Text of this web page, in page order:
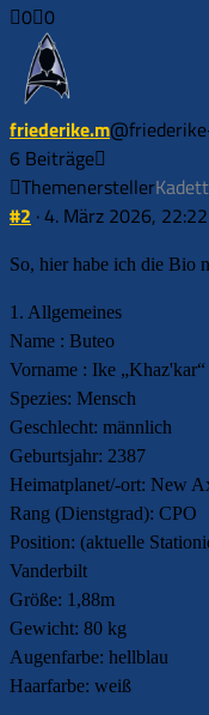
Anklicken
für
Daumen
nach
unten.
0 Anklicken
für
Daumen
nach
oben.
0
friederike.m
6 Beiträge
Themenersteller
#2 · 4. März 2026, 22:22
So, hier habe ich die Bio
1. Allgemeines
Name : Buteo
Vorname : Ike
Spezies: Mensch
Geschlecht: männlich
Geburtsjahr: 2387
Heimatplanet/-ort: New
Rang (Dienstgrad): CPO
Position: (aktuelle
Vanderbilt
Größe: 1,88m
Gewicht: 80 kg
Augenfarbe: hellblau
Haarfarbe: weiß